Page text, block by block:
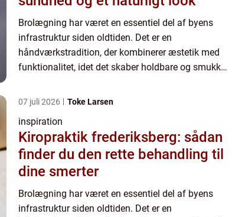
Brolægning har været en essentiel del af byens
infrastruktur siden oldtiden. Det er en
håndværkstradition, der kombinerer æstetik med
funktionalitet, idet det skaber holdbare og smukke
07 juli 2026 Toke Larsen
inspiration
Kiropraktik frederiksberg: sådan
finder du den rette behandling til
dine smerter
Brolægning har været en essentiel del af byens
infrastruktur siden oldtiden. Det er en